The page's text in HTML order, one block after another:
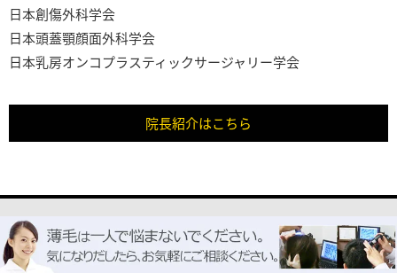
日本創傷外科学会
日本頭蓋顎顔面外科学会
日本乳房オンコプラスティックサージャリー学会
院長紹介はこちら